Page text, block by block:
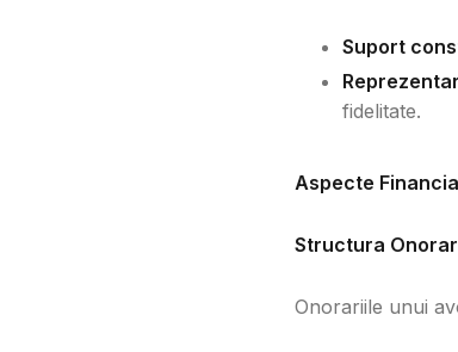
Suport
fidelitate.
Aspecte
Structura
Onorariile unui